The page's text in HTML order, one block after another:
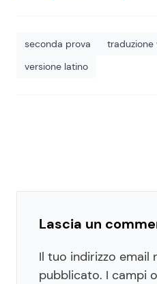
seconda prova
traduzione
versione latino
Lascia un
Il tuo indirizzo email
pubblicato. I campi